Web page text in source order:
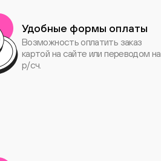
Удобные формы оплаты
Возможность оплатить заказ
картой на сайте или переводом на
р/сч.